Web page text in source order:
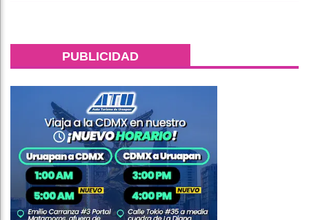
PUBLICIDAD